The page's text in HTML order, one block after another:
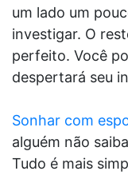
um lado um
investigar. O
perfeito. Você
despertará seu
Sonhar com
alguém não
Tudo é mais